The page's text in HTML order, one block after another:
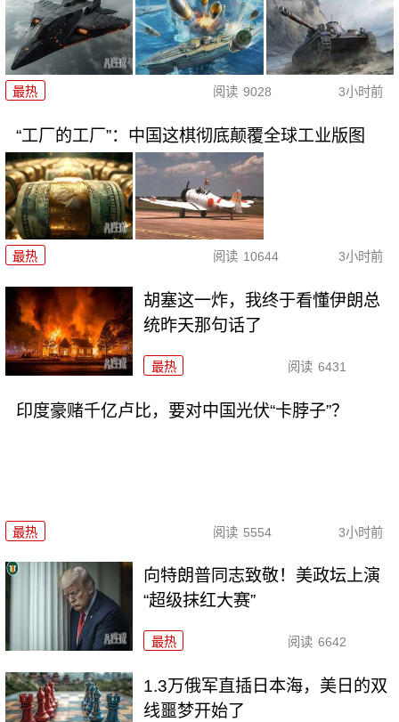
最热 阅读 9028 3小时前
“工厂的工厂”：中国这棋彻底颠覆全球工业版图
最热 阅读 10644 3小时前
胡塞这一炸，我终于看懂伊朗总
统昨天那句话了
最热 阅读 6431
印度豪赌千亿卢比，要对中国光伏“卡脖子”？
最热 阅读 5554 3小时前
向特朗普同志致敬！美政坛上演
“超级抹红大赛”
最热 阅读 6642
1.3万俄军直插日本海，美日的双
线噩梦开始了